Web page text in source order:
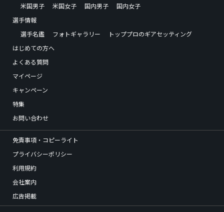
米国男子
米国女子 国内男子
国内女子
選手情報
選手名鑑
フォトギャラリー
トッププロのギアセッティング
はじめての方へ
よくある質問
マイページ
キャンペーン
特集
お問い合わせ
免責事項・コピーライト
プライバシーポリシー
利用規約
会社案内
広告掲載